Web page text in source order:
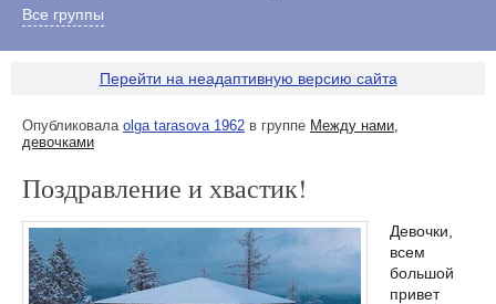
Все группы
Перейти на неадаптивную версию сайта
Опубликовала olga tarasova 1962 в группе Между нами,
девочками
Поздравление и хвастик!
Девочки,
всем
большой
привет